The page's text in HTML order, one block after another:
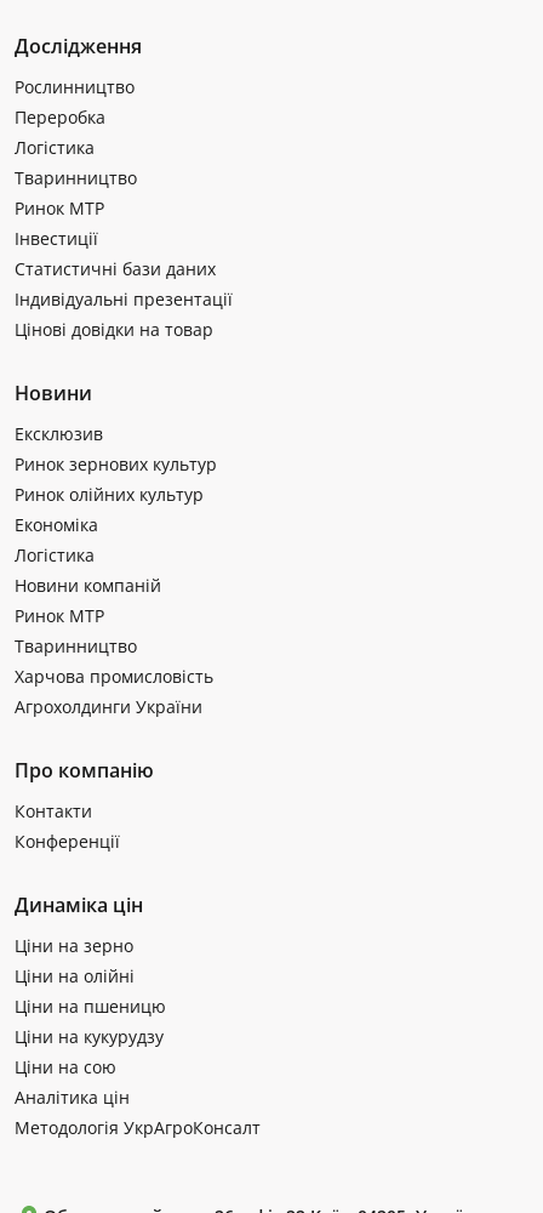
Дослідження
Рослинництво
Переробка
Логістика
Тваринництво
Ринок МТР
Інвестиції
Статистичні бази даних
Індивідуальні презентації
Цінові довідки на товар
Новини
Ексклюзив
Ринок зернових культур
Ринок олійних культур
Економіка
Логістика
Новини компаній
Ринок МТР
Тваринництво
Харчова промисловість
Агрохолдинги України
Про компанію
Контакти
Конференції
Динаміка цін
Ціни на зерно
Ціни на олійні
Ціни на пшеницю
Ціни на кукурудзу
Ціни на сою
Аналітика цін
Методологія УкрАгроКонсалт